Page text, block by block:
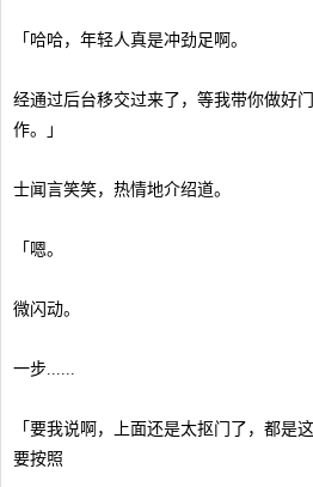
「哈哈，年轻人真是冲劲足啊。
经通过后台移交过来了，等我带你做好
作。」
士闻言笑笑，热情地介绍道。
「嗯。
微闪动。
一步......
「要我说啊，上面还是太抠门了，都是
要按照